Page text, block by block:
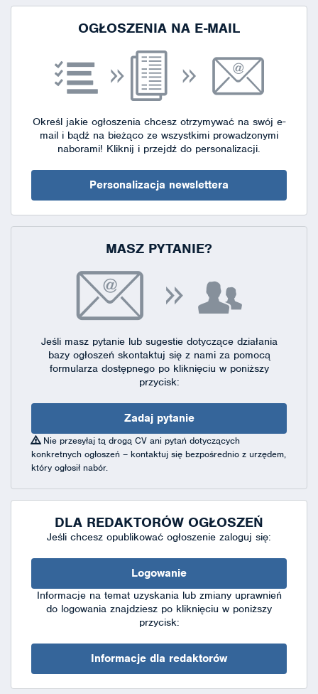
OGŁOSZENIA NA E-MAIL
Określ jakie ogłoszenia chcesz otrzymywać na swój e-
mail i bądź na bieżąco ze wszystkimi prowadzonymi
naborami! Kliknij i przejdź do personalizacji.
Personalizacja newslettera
MASZ PYTANIE?
Jeśli masz pytanie lub sugestie dotyczące działania
bazy ogłoszeń skontaktuj się z nami za pomocą
formularza dostępnegopo kliknięciu w poniższy
przycisk:
Zadaj pytanie
Nie przesyłaj tą drogą CV ani pytań dotyczących
konkretnych ogłoszeń – kontaktuj się bezpośrednio z urzędem,
który ogłosił nabór.
DLA REDAKTORÓW OGŁOSZEŃ
Jeśli chcesz opublikować ogłoszenie zaloguj się:
Logowanie
Informacje na temat uzyskania lub zmiany uprawnień
do logowania znajdziesz po kliknięciu w poniższy
przycisk:
Informacje dla redaktorów